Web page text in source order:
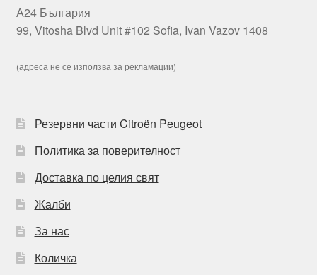
А24 България
99, Vitosha Blvd Unit #102 Sofia, Ivan Vazov 1408
(адреса не се използва за рекламации)
Резервни части Citroën Peugeot
Политика за поверителност
Доставка по целия свят
Жалби
За нас
Количка